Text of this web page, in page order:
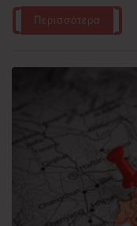
Περισσότερα